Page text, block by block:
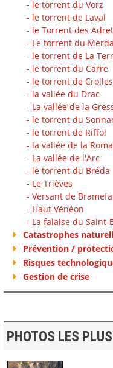
- le torrent du Vorz
- le torrent de Laval
- le Torrent des
- Le torrent du
- le torrent de La
- le torrent du Carre
- le torrent de Crolles
- la vallée du Drac
- La vallée de la
- le torrent du
- le torrent de Riffol
- la vallée de la
- La vallée de l'Arc
- le torrent du Bréda
- Le Trièves
- Versant de
- Haut Vénéon
- La falaise du Saint-
Catastrophes
Prévention /
Risques
Gestion de crise
PHOTOS LES